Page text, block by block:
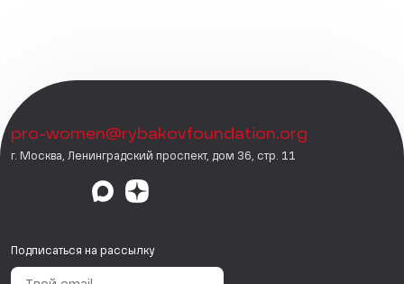
pro-women@rybakovfoundation.org
г. Москва, Ленинградский проспект, дом 36, стр. 11
Подписаться на рассылку